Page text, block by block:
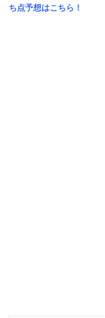
ち点予想はこちら！